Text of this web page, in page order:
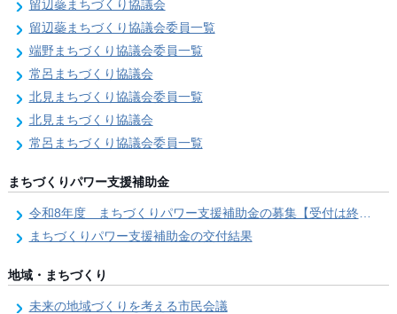
留辺蘂まちづくり協議会
留辺蘂まちづくり協議会委員一覧
端野まちづくり協議会委員一覧
常呂まちづくり協議会
北見まちづくり協議会委員一覧
北見まちづくり協議会
常呂まちづくり協議会委員一覧
まちづくりパワー支援補助金
令和8年度 まちづくりパワー支援補助金の募集【受付は終了しました。】
まちづくりパワー支援補助金の交付結果
地域・まちづくり
未来の地域づくりを考える市民会議